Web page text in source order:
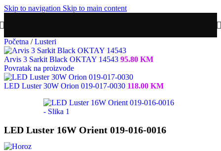
Skip to navigation Skip to main content
Početna / Lusteri
Arvis 3 Sarkit Black OKTAY 14543 95.80 KM
Povratak na proizvode
LED Luster 30W Orion 019-017-0030 118.00 KM
LED Luster 16W Orient 019-016-0016